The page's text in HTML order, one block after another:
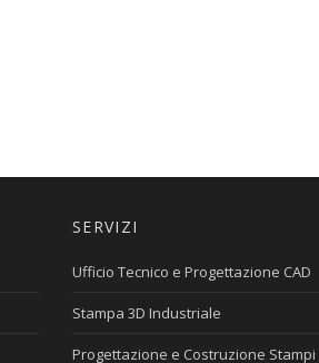
SERVIZI
Ufficio Tecnico e Progettazione CAD
Stampa 3D Industriale
Progettazione e Costruzione Stampi